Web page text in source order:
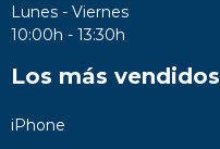
Lunes - Viernes
10:00h - 13:30h
Los más vendidos
iPhone